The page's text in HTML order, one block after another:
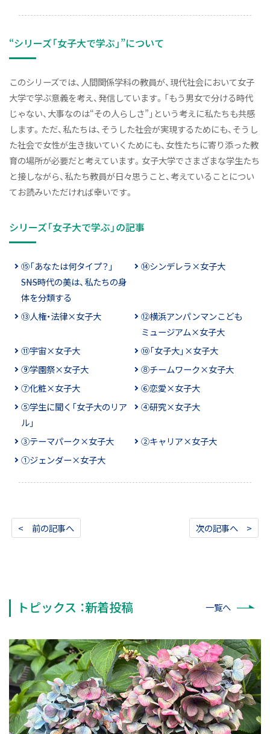
“シリーズ「女子大で学ぶ」”について
このシリーズでは、人間関係学科の教員が、現代社会において女子
大学で学ぶ意義を考え、発信しています。「もう男女で分ける時代
じゃない、大事なのは“その人らしさ”」という考えに私たちも共感
します。ただ、私たちは、そうした社会が実現するためにも、そうし
た社会で女性が生き抜いていくためにも、女性たちに寄り添った教
育の場所が必要だと考えています。女子大学でさまざまな学生たち
と接しながら、私たち教員が日々思うこと、考えていることについ
てお読みいただければ幸いです。
シリーズ「女子大で学ぶ」の記事
⑮「あなたは何タイプ？」
――SNS時代の美は、私たちの身
体を分類する
⑭シンデレラ×女子大
⑬人権・法律×女子大
⑫横浜アンパンマンこども
ミュージアム×女子大
⑪宇宙×女子大
⑩「女子大」×女子大
⑨学園祭×女子大
⑧チームワーク×女子大
⑦化粧×女子大
⑥恋愛×女子大
⑤学生に聞く「女子大のリア
ル」
④研究×女子大
③テーマパーク×女子大
②キャリア×女子大
①ジェンダー×女子大
< 前の記事へ 次の記事へ >
トピックス ：新着投稿 一覧へ